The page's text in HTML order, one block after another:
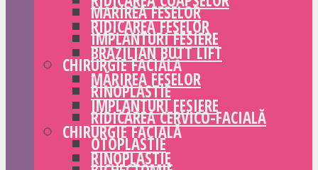
MĂRIREA FESELOR
IMPLANTURI FESIERE
CHIRURGIE FACIALĂ
RINOPLASTIE
RIDICAREA CERVICO-FACIALĂ
OTOPLASTIE
RIDICAREA FESELOR
BRAZILIAN BUTT LIFT
MĂRIREA FESELOR
IMPLANTURI FESIERE
CHIRURGIE FACIALĂ
RINOPLASTIE